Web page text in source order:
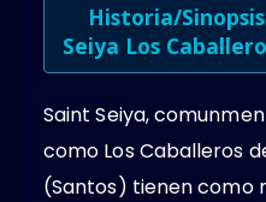
Historia/
Seiya Los
Saint Seiya,
como Los Caballeros
(Santos) tienen como